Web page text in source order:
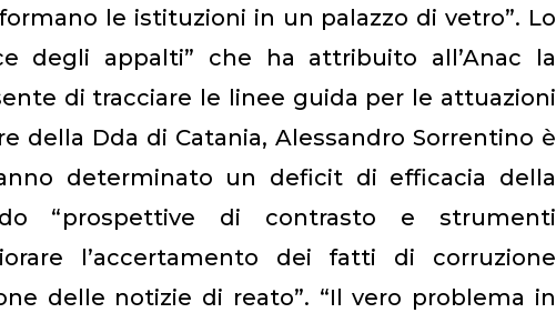
le istituzioni in un palazzo di vetro”. Lo
degli appalti” che ha attribuito all’Anac la
di tracciare le linee guida per le attuazioni
della Dda di Catania, Alessandro Sorrentino è
determinato un deficit di efficacia della
“prospettive di contrasto e strumenti
l’accertamento dei fatti di corruzione
delle notizie di reato”. “Il vero problema in